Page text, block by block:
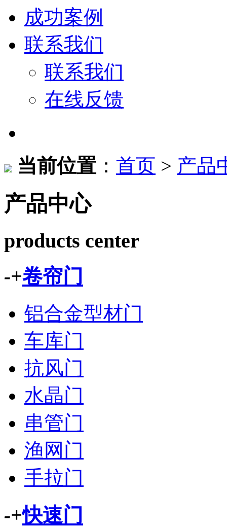
成功案例
联系我们
联系我们
在线反馈
当前位置 ： 首页 > 产品
产品中心
products center
-+卷帘门
铝合金型材门
车库门
抗风门
水晶门
串管门
渔网门
手拉门
-+快速门